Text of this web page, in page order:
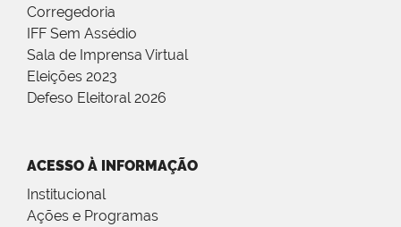
Corregedoria
IFF Sem Assédio
Sala de Imprensa Virtual
Eleições 2023
Defeso Eleitoral 2026
ACESSO À INFORMAÇÃO
Institucional
Ações e Programas